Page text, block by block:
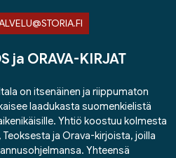
ja ORAVA-KIRJAT
on itsenäinen ja riippumaton
laadukasta suomenkielistä
Yhtiö koostuu kolmesta
ja Orava-kirjoista, joilla
Yhteensä